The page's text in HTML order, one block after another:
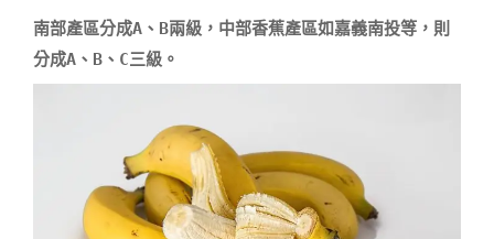
南部產區分成A、B兩級，中部香蕉產區如嘉義南投等，則